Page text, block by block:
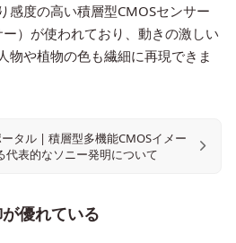
感度の高い積層型CMOSセンサー
ー）が使われており、動きの激しい
物や植物の色も繊細に再現できま
タル | 積層型多機能CMOSイメー
代表的なソニー発明について
優れている